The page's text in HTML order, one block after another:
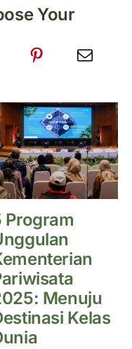
Your
Program
Menuju
Kelas